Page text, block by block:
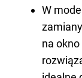
W
na